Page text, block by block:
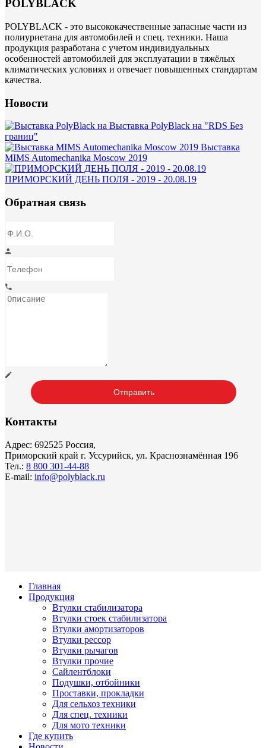
POLYBLACK
POLYBLACK - это высококачественные запасные части из
полиуриетана для автомобилей и спец. техники. Наша
продукция разработана с учетом индивидуальных
особенностей автомобилей для эксплуатации в тяжёлых
климатических условиях и отвечает повышенных стандартам
качества.
Новости
Выставка PolyBlack на "RDS Без
границ"
Выставка
MIMS Automechanika Moscow 2019
ПРИМОРСКИЙ ДЕНЬ ПОЛЯ - 2019 - 20.08.19
Обратная связь
Контакты
Адрес: 692525 Россия,
Приморский край г. Уссурийск, ул. Краснознамённая 196
Тел.: 8 800 301-44-88
E-mail: info@polyblack.ru
Главная
Продукция
Втулки стабилизатора
Втулки стоек стабилизатора
Втулки амортизаторов
Втулки рессор
Втулки рычагов
Втулки прочие
Сайлентблоки
Подушки, отбойники
Проставки, прокладки
Для сельхоз техники
Для спец. техники
Для мото техники
Где купить